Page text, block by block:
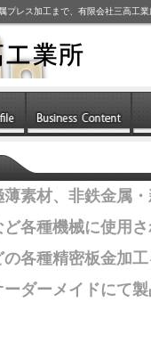
プレス加工まで、有限会社三高工
素材、非鉄金属
各種機械に使用
各種精密板金加
ダーメイドにて